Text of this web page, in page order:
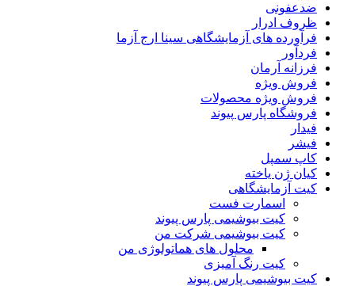
ضدعفونی
ظروف ادرار
فرآورده های آزمایشگاهی سینا ارج آزما
فردآور
فرزانه آرمان
فروش ویژه
فروش ویژه محصولات
فروشگاه پارس پیوند
فیدار
فیشر
کاپ سمپل
کیان ژن یاخته
کیت آزمایشگاهی
اسمارت فست
کیت بیوشیمی پارس پیوند
کیت بیوشیمی شرکت من
محلول های هماتولوژی من
کیت رنگ آمیزی
کیت بیوشیمی پارس‌ پیوند